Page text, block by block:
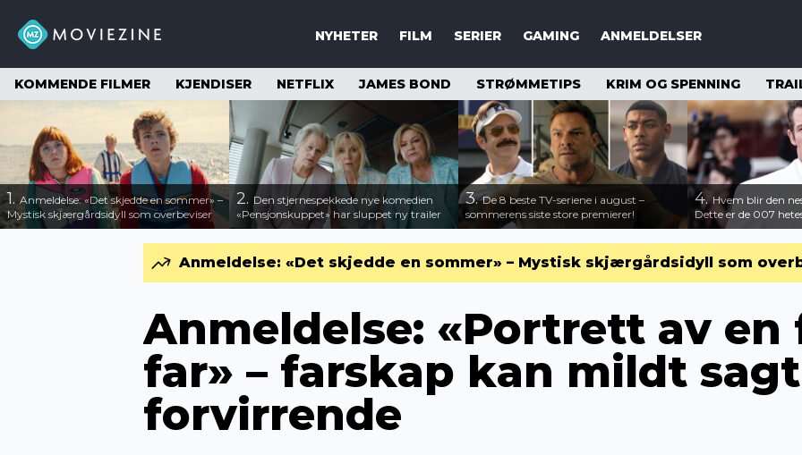
NYHETER FILM SERIER GAMING ANMELDELSER
KOMMENDE FILMER KJENDISER NETFLIX JAMES BOND STRØMMETIPS KRIM OG SPENNING
1.Anmeldelse: «Det skjedde en sommer» –
Mystisk skjærgårdsidyll som overbeviser
2. Den stjernespekkede nye komedien
«Pensjonskuppet» har sluppet ny trailer
3.De 8 beste TV-seriene i august –
sommerens siste store premierer!
4.Hvem blir den
Dette er de 007
Anmeldelse: «Det skjedde en sommer» – Mystisk skjærgårdsidyll som
Anmeldelse: «Portrett av
far» – farskap kan mildt
forvirrende